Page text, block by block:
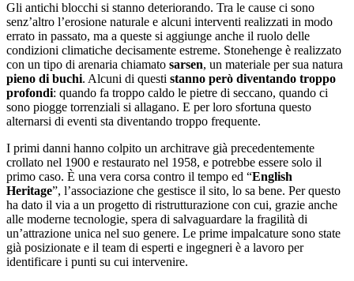
Gli antichi blocchi si stanno deteriorando. Tra le cause ci sono
senz’altro l’erosione naturale e alcuni interventi realizzati in modo
errato in passato, ma a queste si aggiunge anche il ruolo delle
condizioni climatiche decisamente estreme. Stonehenge è realizzato
con un tipo di arenaria chiamato sarsen, un materiale per sua natura
pieno di buchi. Alcuni di questi stanno però diventando troppo
profondi: quando fa troppo caldo le pietre di seccano, quando ci
sono piogge torrenziali si allagano. E per loro sfortuna questo
alternarsi di eventi sta diventando troppo frequente.
I primi danni hanno colpito un architrave già precedentemente
crollato nel 1900 e restaurato nel 1958, e potrebbe essere solo il
primo caso. È una vera corsa contro il tempo ed “English
Heritage”, l’associazione che gestisce il sito, lo sa bene. Per questo
ha dato il via a un progetto di ristrutturazione con cui, grazie anche
alle moderne tecnologie, spera di salvaguardare la fragilità di
un’attrazione unica nel suo genere. Le prime impalcature sono state
già posizionate e il team di esperti e ingegneri è a lavoro per
identificare i punti su cui intervenire.